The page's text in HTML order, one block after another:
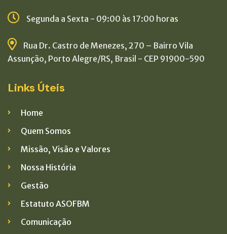
Segunda a Sexta - 09:00 às 17:00 horas
Rua Dr. Castro de Menezes, 270 – Bairro Vila
Assunção, Porto Alegre/RS, Brasil - CEP 91900-590
Links Úteis
Home
Quem Somos
Missão, Visão e Valores
Nossa História
Gestão
Estatuto ASOFBM
Comunicação